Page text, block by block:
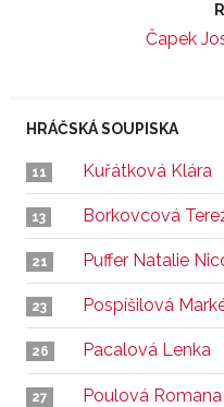
Čapek
HRÁČSKÁ SOUPISKA
11 Kuřátková Klára
13 Borkovcová
21 Puffer Natalie
23 Pospíšilová
26 Pacalová Lenka
27 Poulová Romana